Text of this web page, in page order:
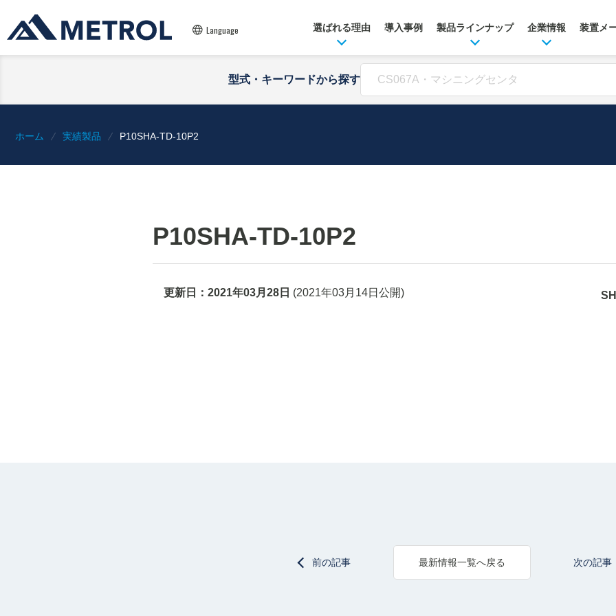
Language 選ばれる理由 導入事例 製品ラインナップ 企業情報 装置メ
型式・キーワードから探す
ホーム 実績製品 P10SHA-TD-10P2
P10SHA-TD-10P2
更新日： 2021年03月28日 (2021年03月14日 公開)
前の記事 最新情報一覧へ戻る 次の記事